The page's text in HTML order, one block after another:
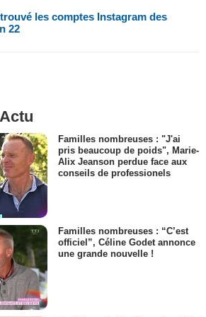
les comptes Instagram des
22
Familles nombreuses : "J'ai
pris beaucoup de poids", Marie-
Alix Jeanson perdue face aux
conseils de professionels
Familles nombreuses : “C’est
officiel”, Céline Godet annonce
une grande nouvelle !